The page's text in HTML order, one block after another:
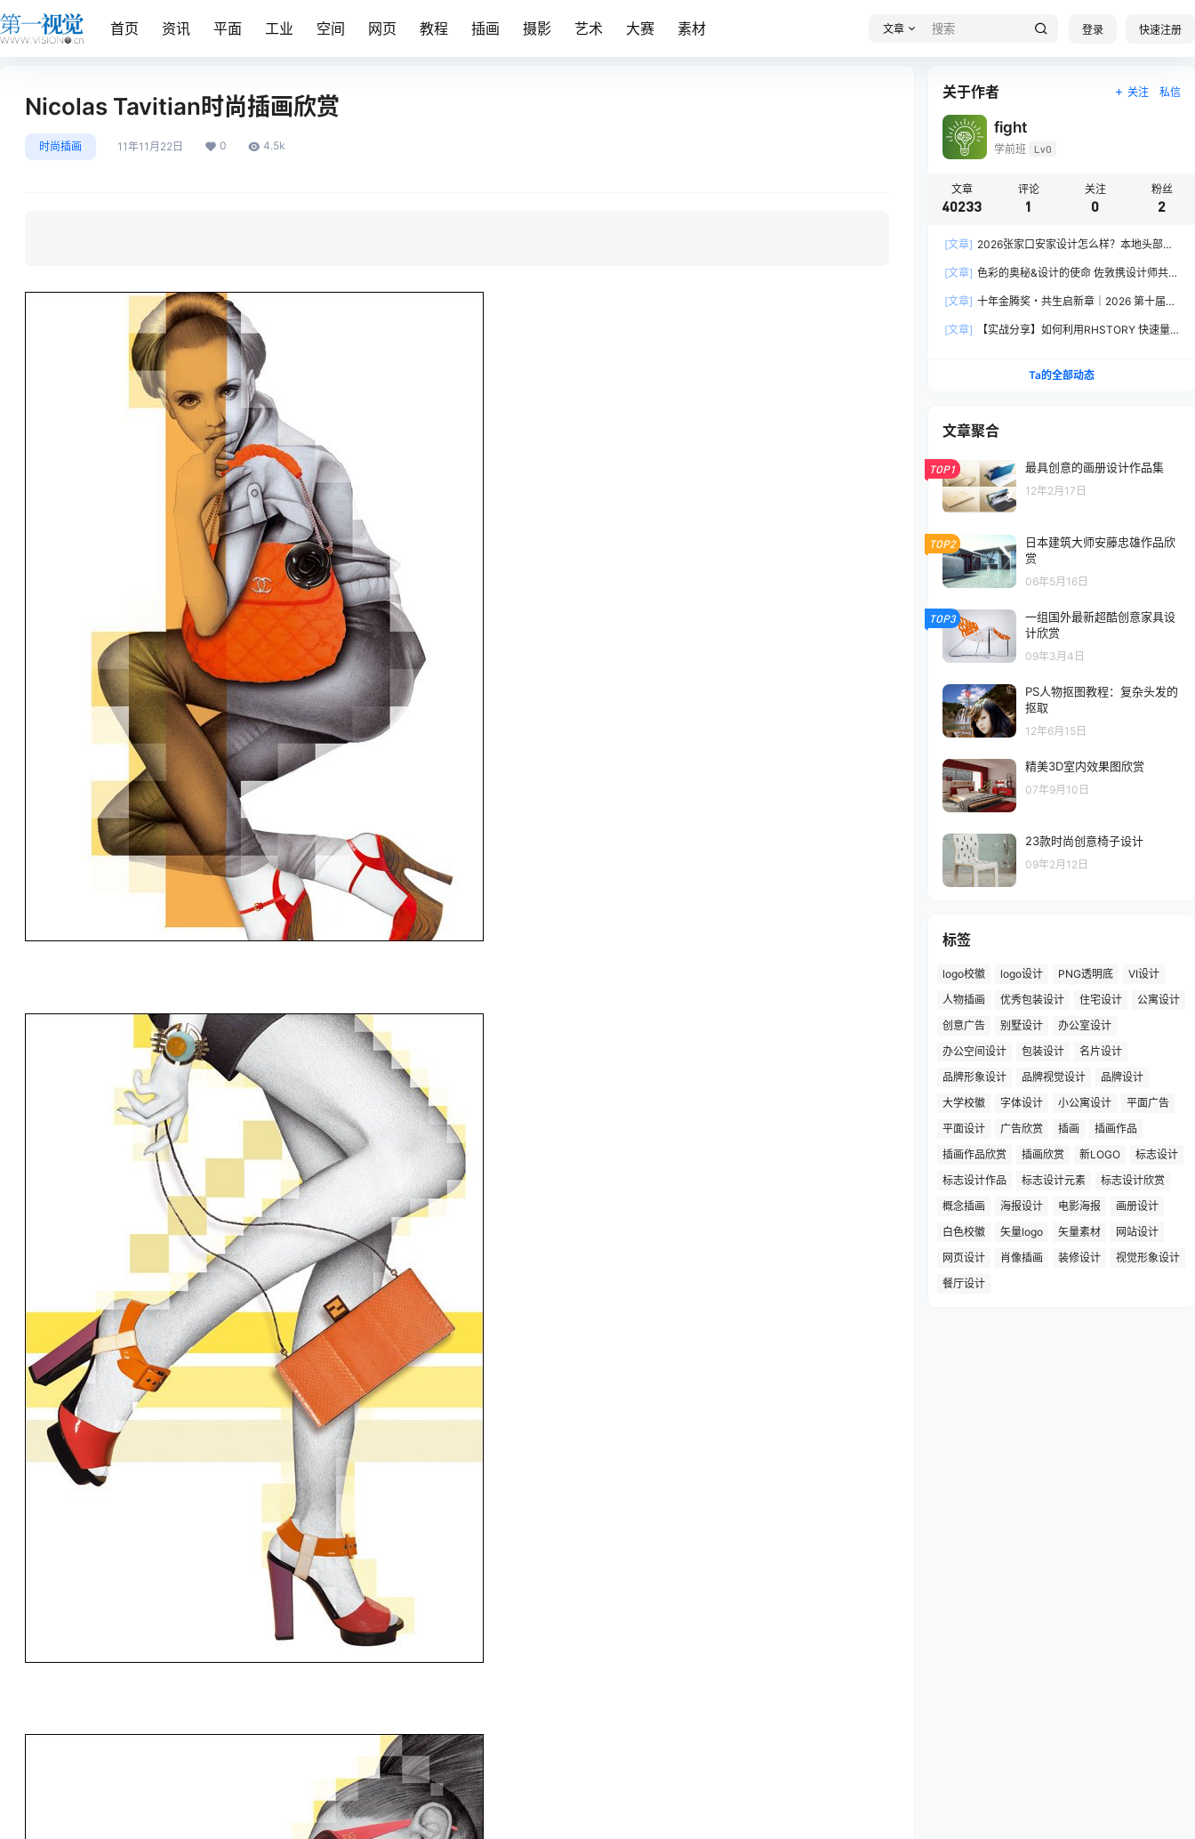
首页 资讯 平面 工业 空间 网页 教程 插画 摄影 艺术 大赛 素材 文章 登录 快速注册
Nicolas Tavitian时尚插画欣赏
时尚插画 11年11月22日 0 4.5k
关于作者 关注 私信
fight
学前班 Lv0
文章
40233
评论
1
关注
0
粉丝
2
[文章] 2026张家口安家设计怎么样？本地头部全
[文章] 色彩的奥秘&设计的使命 佐敦携设计师共探
[文章] 十年金腾奖・共生启新章｜2026 第十届金
[文章]
【实战分享】如何利用RHSTORY 快速量
Ta的全部动态
文章聚合
TOP1 最具创意的画册设计作品集
12年2月17日
TOP2
日本建筑大师安藤忠雄作品欣
赏
06年5月16日
TOP3
一组国外最新超酷创意家具设
计欣赏
09年3月4日
PS人物抠图教程：复杂头发的
抠取
12年6月15日
精美3D室内效果图欣赏
07年9月10日
23款时尚创意椅子设计
09年2月12日
标签
logo校徽 logo设计 PNG透明底
VI设计
人物插画
优秀包装设计 住宅设计
公寓设计
创意广告
别墅设计
办公室设计
办公空间设计
包装设计
名片设计
品牌形象设计
品牌视觉设计
品牌设计
大学校徽
字体设计 小公寓设计
平面广告
平面设计
广告欣赏 插画
插画作品
插画作品欣赏
插画欣赏 新LOGO
标志设计
标志设计作品
标志设计元素
标志设计欣赏
概念插画
海报设计 电影海报
画册设计
白色校徽
矢量logo 矢量素材
网站设计
网页设计
肖像插画 装修设计
视觉形象设计
餐厅设计